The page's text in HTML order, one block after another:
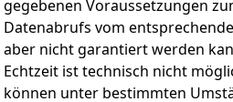
gegebenen Voraussetzungen
Datenabrufs vom
aber nicht garantiert werden
Echtzeit ist technisch nicht
können unter bestimmten